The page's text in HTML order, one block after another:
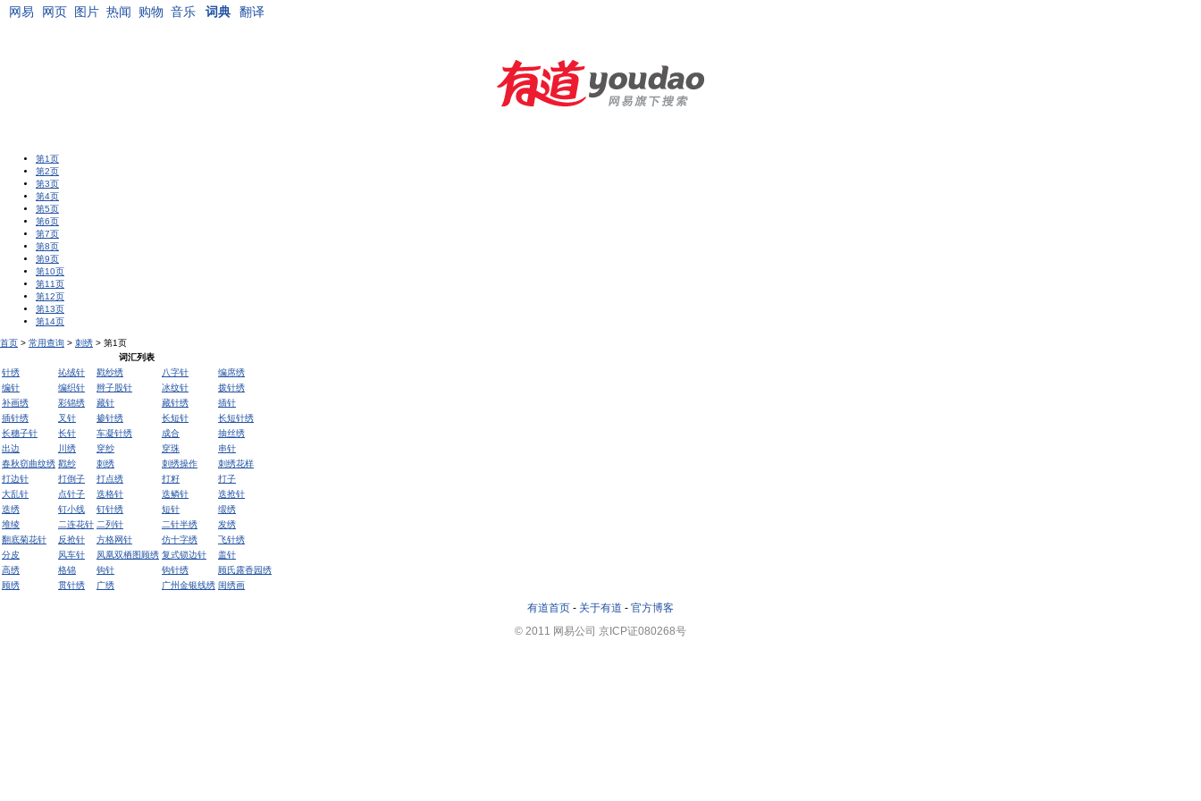
网易 网页 图片 热闻 购物 音乐 词典 翻译
第1页
第2页
第3页
第4页
第5页
第6页
第7页
第8页
第9页
第10页
第11页
第12页
第13页
第14页
首页 > 常用查询 > 刺绣 > 第1页
词汇列表
针绣
抋绒针 戳纱绣 八字针
编席绣
编针
编织针 辫子股针 冰纹针
拨针绣
补画绣
彩锦绣 藏针 藏针绣
插针
插针绣
叉针 掺针绣 长短针
长短针绣
长穗子针
长针 车凝针绣 成合
抽丝绣
出边
川绣 穿纱 穿珠
串针
春秋窃曲纹绣 戳纱 刺绣 刺绣操作
刺绣花样
打边针
打倒子 打点绣 打籽
打子
大乱针
点针子 迭格针 迭鳞针
迭抢针
迭绣
钉小线 钉针绣 短针
缎绣
堆绫
二连花针 二列针 二针半绣
发绣
翻底菊花针
反抢针 方格网针 仿十字绣
飞针绣
分皮
风车针 凤凰双栖图顾绣 复式锁边针
盖针
高绣
格锦 钩针 钩针绣
顾氏露香园绣
顾绣
贯针绣 广绣 广州金银线绣 闺绣画
有道首页 - 关于有道 - 官方博客
© 2011 网易公司 京ICP证080268号